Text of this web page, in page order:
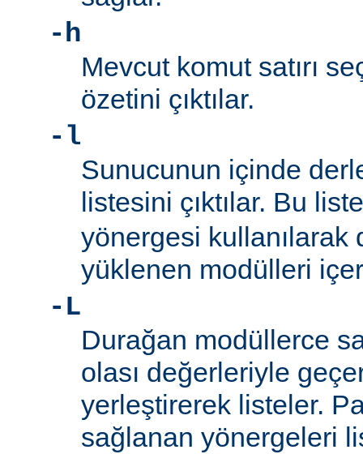
-h
Mevcut komut satırı
özetini çıktılar.
-l
Sunucunun içinde
listesini çıktılar. Bu
yönergesi kullanılarak
yüklenen modülleri
-L
Durağan modüllerce
olası değerleriyle
yerleştirerek listeler.
sağlanan yönergeleri